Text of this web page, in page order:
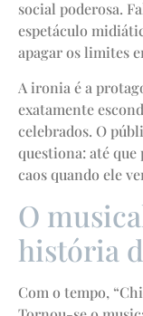
social poderosa.
espetáculo
apagar os limites
A ironia é a
exatamente
celebrados. O
questiona: até
caos quando ele
O
história
Com o tempo,